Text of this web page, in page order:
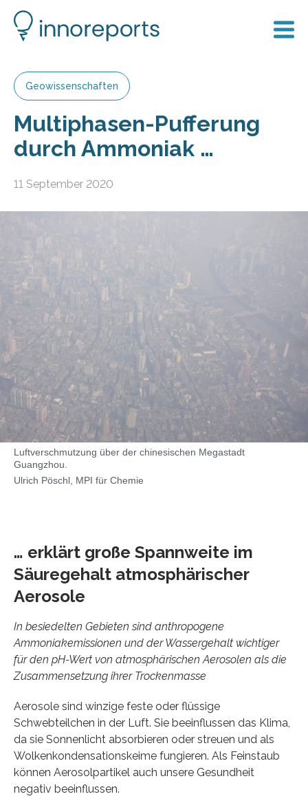
Geowissenschaften
Multiphasen-Pufferung
durch Ammoniak …
11 September 2020
Luftverschmutzung über der chinesischen Megastadt
Guangzhou.
Ulrich Pöschl, MPI für Chemie
… erklärt große Spannweite im
Säuregehalt atmosphärischer
Aerosole
In besiedelten Gebieten sind anthropogene
Ammoniakemissionen und der Wassergehalt wichtiger
für den pH-Wert von atmosphärischen Aerosolen als die
Zusammensetzung ihrer Trockenmasse
Aerosole sind winzige feste oder flüssige
Schwebteilchen in der Luft. Sie beeinflussen das Klima,
da sie Sonnenlicht absorbieren oder streuen und als
Wolkenkondensationskeime fungieren. Als Feinstaub
können Aerosolpartikel auch unsere Gesundheit
negativ beeinflussen.